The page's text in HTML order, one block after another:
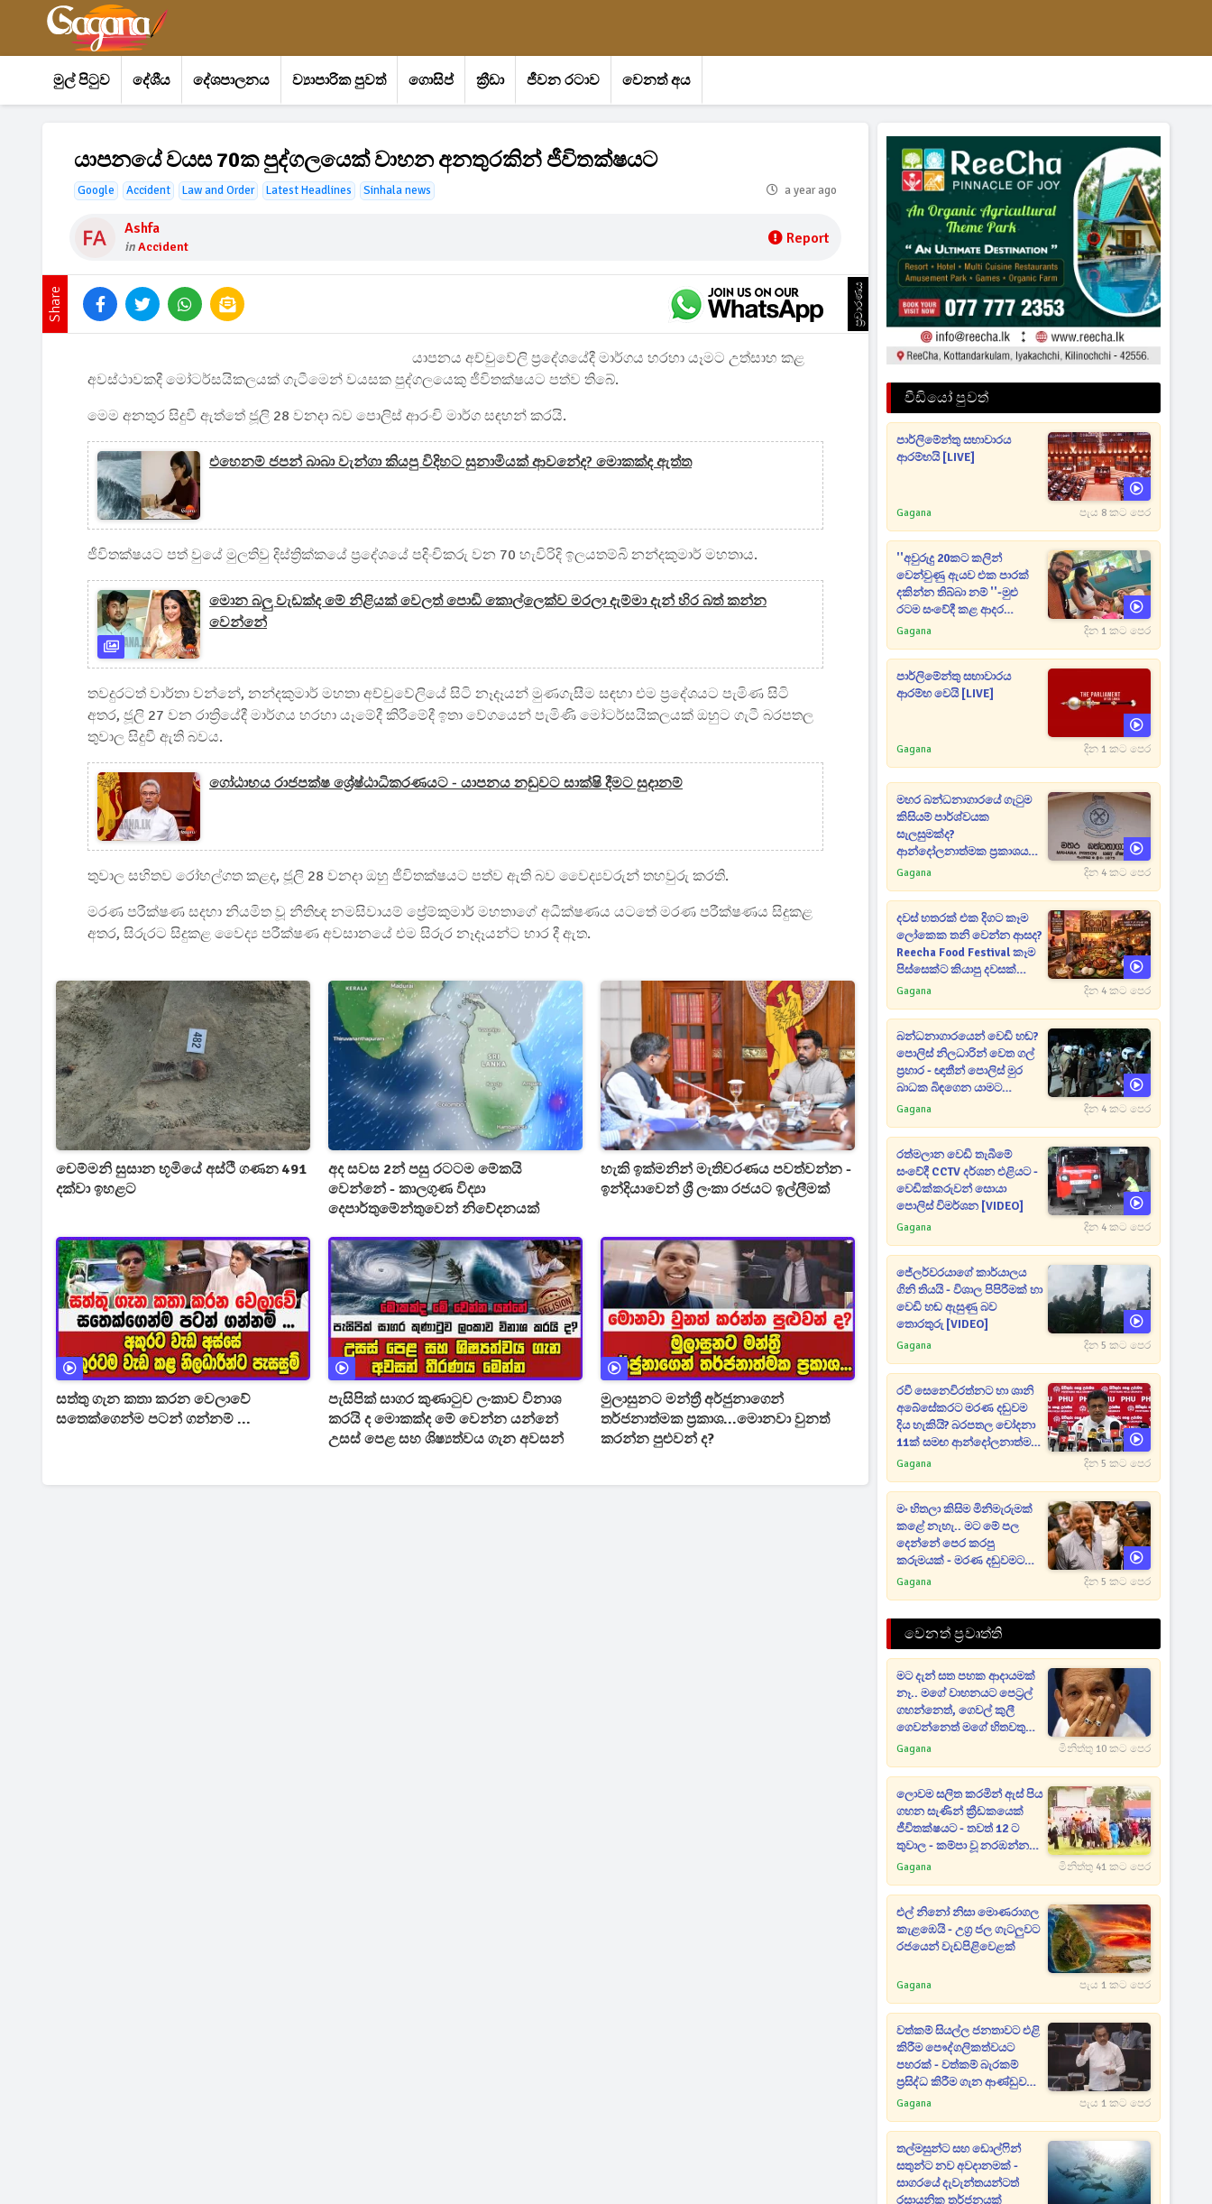
මුල් පිටුව දේශීය දේශපාලනය ව්‍යාපාරික පුවත් ගොසිප් ක්‍රීඩා ජීවන රටාව වෙනත් අය
යාපනයේ වයස 70ක පුද්ගලයෙක් වාහන අනතුරකින් ජීවිතක්ෂයට
Google Accident Law and Order Latest Headlines Sinhala news a year ago
Ashfa
inAccident Report
Share ප්‍රචාරණය
යාපනය අච්චුවේලි ප්‍රදේශයේදී මාර්ගය හරහා යෑමට උත්සාහ කළ
අවස්ථාවකදී මෝටර්සයිකලයක් ගැටීමෙන් වයසක පුද්ගලයෙකු ජීවිතක්ෂයට පත්ව තිබේ.
මෙම අනතුර සිදුවී ඇත්තේ ජූලි 28 වනදා බව පොලිස් ආරංචි මාර්ග සඳහන් කරයි.
එහෙනම් ජපන් බාබා වැන්ගා කියපු විදිහට සුනාමියක් ආවනේද? මොකක්ද ඇත්ත
ජීවිතක්ෂයට පත් වුයේ මුලතිවු දිස්ත්‍රික්කයේ ප්‍රදේශයේ පදිංචිකරු වන 70 හැවිරිදි ඉලයතම්බි නන්දකුමාර් මහතාය.
මොන බලු වැඩක්ද මේ නිළියක් වෙලත් පොඩි කොල්ලෙක්ව මරලා දැම්මා දැන් හිර බත් කන්න
වෙන්නේ
තවදුරටත් වාර්තා වන්නේ, නන්දකුමාර් මහතා අච්චුවේලියේ සිටි නෑදෑයන් මුණගැසීම සඳහා එම ප්‍රදේශයට පැමිණ සිටි
අතර, ජූලි 27 වන රාත්‍රියේදී මාර්ගය හරහා යෑමේදී කිරීමේදී ඉතා වේගයෙන් පැමිණි මෝටර්සයිකලයක් ඔහුට ගැටී බරපතල
තුවාල සිදුවී ඇති බවය.
ගෝඨාභය රාජපක්ෂ ශ්‍රේෂ්ඨාධිකරණයට - යාපනය නඩුවට සාක්ෂි දීමට සුදානම්
තුවාල සහිතව රෝහල්ගත කළද, ජූලි 28 වනදා ඔහු ජීවිතක්ෂයට පත්ව ඇති බව වෛද්‍යවරුන් තහවුරු කරති.
මරණ පරීක්ෂණ සදහා නියමිත වූ නීතිඥ නමසිවායම් ප්‍රේම්කුමාර් මහතාගේ අධීක්ෂණය යටතේ මරණ පරීක්ෂණය සිදුකළ
අතර, සිරුරට සිදුකළ වෛද්‍ය පරීක්ෂණ අවසානයේ එම සිරුර නෑදෑයන්ට භාර දී ඇත.
චෙම්මනි සුසාන භූමියේ අස්ථි ගණන 491
දක්වා ඉහළට
අද සවස 2න් පසු රටටම මේකයි
වෙන්නේ - කාලගුණ විද්‍යා
දෙපාර්තුමේන්තුවෙන් නිවේදනයක්
හැකි ඉක්මනින් මැතිවරණය පවත්වන්න -
ඉන්දියාවෙන් ශ්‍රී ලංකා රජයට ඉල්ලීමක්
සත්තු ගැන කතා කරන වෙලාවේ
සතෙක්ගෙන්ම පටන් ගන්නම් ...
පැසිපික් සාගර කුණාටුව ලංකාව විනාශ
කරයි ද මොකක්ද මේ වෙන්න යන්නේ
උසස් පෙළ සහ ශිෂ්‍යත්වය ගැන අවසන්
මුලාසුනට මන්ත්‍රී අර්ජුනාගෙන්
තර්ජනාත්මක ප්‍රකාශ...මොනවා වුනත්
කරන්න පුළුවන් ද?
වීඩියෝ පුවත්
පාර්ලිමේන්තු සභාවාරය
ආරම්භයි [LIVE]
Gagana පැය 8 කට පෙර
''අවුරුදු 20කට කලින්
වෙන්වුණු ඇයව එක පාරක්
දකින්න තිබ්බා නම් ''-මුළු
රටම සංවේදී කළ ආදර
අමරණීය මතකය
Gagana දින 1 කට පෙර
පාර්ලිමේන්තු සභාවාරය
ආරම්භ වෙයි [LIVE]
Gagana දින 1 කට පෙර
මහර බන්ධනාගාරයේ ගැටුම
කිසියම් පාර්ශ්වයක
සැලසුමක්ද?
ආන්දෝලනාත්මක ප්‍රකාශයක්
එළියට [VIDEO]
Gagana දින 4 කට පෙර
දවස් හතරක් එක දිගට කෑම
ලෝකෙක තනි වෙන්න ආසද?
Reecha Food Festival කෑම
පිස්සෙක්ට කියාපු දවසක්
මෙන්න
Gagana දින 4 කට පෙර
බන්ධනාගාරයෙන් වෙඩි හඬ?
පොලිස් නිලධාරින් වෙත ගල්
ප්‍රහාර - ඥාතීන් පොලිස් මුර
බාධක බිඳගෙන යාමට
උත්සාහයක [VIDEO]
Gagana දින 4 කට පෙර
රත්මලාන වෙඩි තැබීමේ
සංවේදී CCTV දර්ශන එළියට -
වෙඩික්කරුවන් සොයා
පොලිස් විමර්ශන [VIDEO]
Gagana දින 4 කට පෙර
ජේලර්වරයාගේ කාර්යාලය
ගිනි තියයි - විශාල පිපිරීමක් හා
වෙඩි හඬ ඇසුණු බව
තොරතුරු [VIDEO]
Gagana දින 5 කට පෙර
රවී සෙනෙවිරත්නට හා ශානි
අබේසේකරට මරණ දඬුවම
දිය හැකියි? බරපතල චෝදනා
11ක් සමඟ ආන්දෝලනාත්මක
ප්‍රකාශයක් [VIDEO]
Gagana දින 5 කට පෙර
මං හිතලා කිසිම මිනිමැරුමක්
කළේ නැහැ.. මට මේ පල
දෙන්නේ පෙර කරපු
කරුමයක් - මරණ දඬුවමට
කළින් කට ඇරපු පූජිත් හඬා
Gagana දින 5 කට පෙර
වෙනත් ප්‍රවෘත්ති
මට දැන් සත පහක ආදායමක්
නෑ.. මගේ වාහනයට පෙට්‍රල්
ගහන්නෙත්, ගෙවල් කුලී
ගෙවන්නෙත් මගේ හිතවතුන්
- දේශපාලනේට ආවැයින් වූ
Gagana මිනිත්තු 10 කට පෙර
ලොවම සලිත කරමින් ඇස් පිය
ගහන සැණින් ක්‍රීඩකයෙක්
ජීවිතක්ෂයට - තවත් 12 ට
තුවාල - කම්පා වූ නරඹන්නන්
සියලු දෙනා පිටියට දුවන් එයි
Gagana මිනිත්තු 41 කට පෙර
එල් නිනෝ නිසා මොණරාගල
කැළඹෙයි - උග්‍ර ජල ගැටලුවට
රජයෙන් වැඩපිළිවෙළක්
Gagana පැය 1 කට පෙර
වත්කම් සියල්ල ජනතාවට එළි
කිරීම පෞද්ගලිකත්වයට
පහරක් - වත්කම් බැරකම්
ප්‍රසිද්ධ කිරීම ගැන ආණ්ඩුව
ගන්න යන අලුත්ම තීරණය
Gagana පැය 1 කට පෙර
තල්මසුන්ට සහ ඩොල්ෆින්
සතුන්ට නව අවදානමක් -
සාගරයේ දැවැන්තයන්ටත්
රසායනික තර්ජනයක්